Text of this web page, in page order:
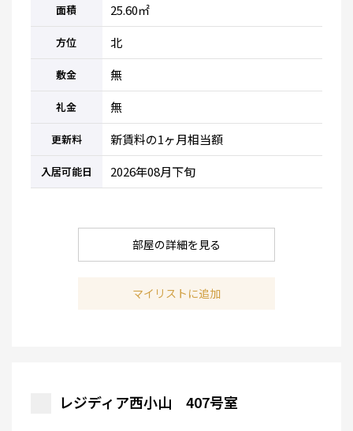
面積 25.60㎡
方位 北
敷金 無
礼金 無
更新料 新賃料の1ヶ月相当額
入居可能日 2026年08月下旬
部屋の詳細を見る
マイリストに追加
レジディア西小山 407号室